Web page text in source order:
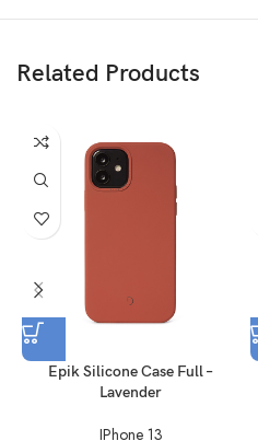
Related Products
Epik Silicone Case Full –
Lavender
IPhone 13